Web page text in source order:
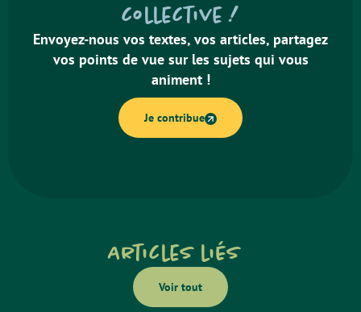
collective !
Envoyez-nous vos textes, vos articles, partagez
vos points de vue sur les sujets qui vous
animent !
Je contribue
Articles liés
Voir tout